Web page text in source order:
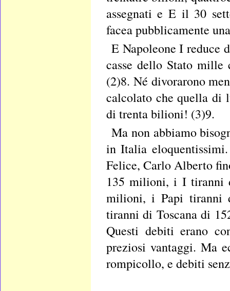
assegnati e E il 30
facea pubblicamente
E Napoleone I reduce
casse dello Stato
(2)8. Né divorarono
calcolato che quella di
di trenta bilioni! (3)9.
Ma non abbiamo
in Italia
Felice, Carlo Alberto
135 milioni, i I tiranni
milioni, i Papi tiranni
tiranni di Toscana di
Questi debiti erano
preziosi vantaggi. Ma
rompicollo, e debiti